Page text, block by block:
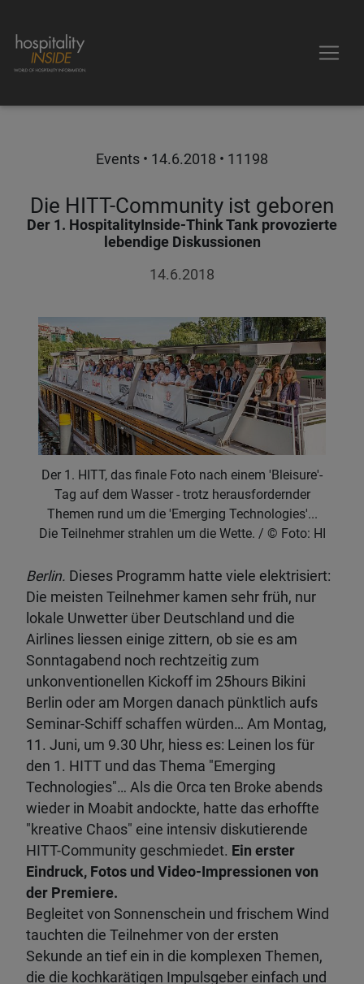
Events • 14.6.2018 • 11198
Die HITT-Community ist geboren
Der 1. HospitalityInside-Think Tank provozierte
lebendige Diskussionen
14.6.2018
Der 1. HITT, das finale Foto nach einem 'Bleisure'-
Tag auf dem Wasser - trotz herausfordernder
Themen rund um die 'Emerging Technologies'...
Die Teilnehmer strahlen um die Wette.
Foto: HI
Berlin. Dieses Programm hatte viele elektrisiert:
Die meisten Teilnehmer kamen sehr früh, nur
lokale Unwetter über Deutschland und die
Airlines liessen einige zittern, ob sie es am
Sonntagabend noch rechtzeitig zum
unkonventionellen Kickoff im 25hours Bikini
Berlin oder am Morgen danach pünktlich aufs
Seminar-Schiff schaffen würden… Am Montag,
11. Juni, um 9.30 Uhr, hiess es: Leinen los für
den 1. HITT und das Thema "Emerging
Technologies"… Als die Orca ten Broke abends
wieder in Moabit andockte, hatte das erhoffte
"kreative Chaos" eine intensiv diskutierende
HITT-Community geschmiedet. Ein erster
Eindruck, Fotos und Video-Impressionen von
der Premiere.
Begleitet von Sonnenschein und frischem Wind
tauchten die Teilnehmer von der ersten
Sekunde an tief ein in die komplexen Themen,
die die kochkarätigen Impulsgeber einfach und